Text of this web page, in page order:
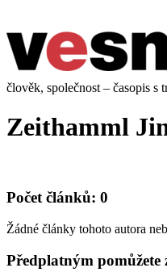
člověk, společnost – časopis s
Zeithamml
Počet článků: 0
Žádné články tohoto autora
Předplatným pomůžete